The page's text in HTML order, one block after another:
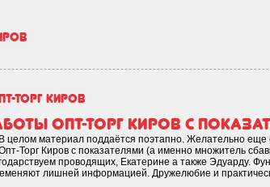
Торг Киров
Опт-Торг Киров с
целом материал поддаётся поэтапно. Желательно еще
Торг Киров с показателями (а именно множитель
проводящих, Екатерине а также Эдуарду.
лишней информацией. Дружелюбие и